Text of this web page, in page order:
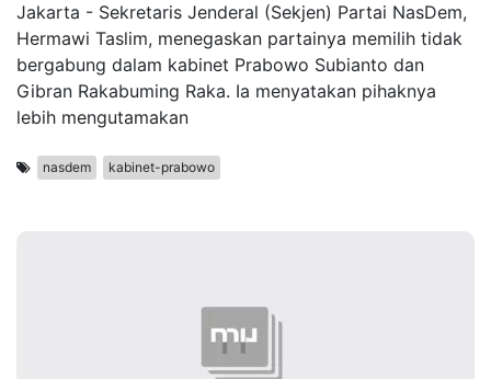
Jakarta - Sekretaris Jenderal (Sekjen) Partai NasDem,
Hermawi Taslim, menegaskan partainya memilih tidak
bergabung dalam kabinet Prabowo Subianto dan
Gibran Rakabuming Raka. Ia menyatakan pihaknya
lebih mengutamakan
nasdem kabinet-prabowo